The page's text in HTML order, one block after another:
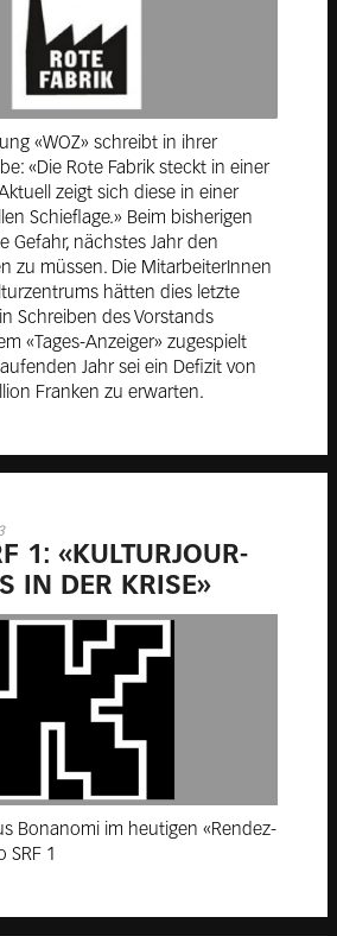
«WOZ» schreibt in ihrer
«Die Rote Fabrik steckt in einer
zeigt sich diese in einer
Schieflage.» Beim bisherigen
Gefahr, nächstes Jahr den
zu müssen. Die MitarbeiterInnen
hätten dies letzte
Schreiben des Vorstands
«Tages-Anzeiger» zugespielt
Jahr sei ein Defizit von
Franken zu erwarten.
1: «KUL­TUR­JOUR­
IN DER KRI­SE»
Bonanomi im heutigen «Rendez-
SRF 1